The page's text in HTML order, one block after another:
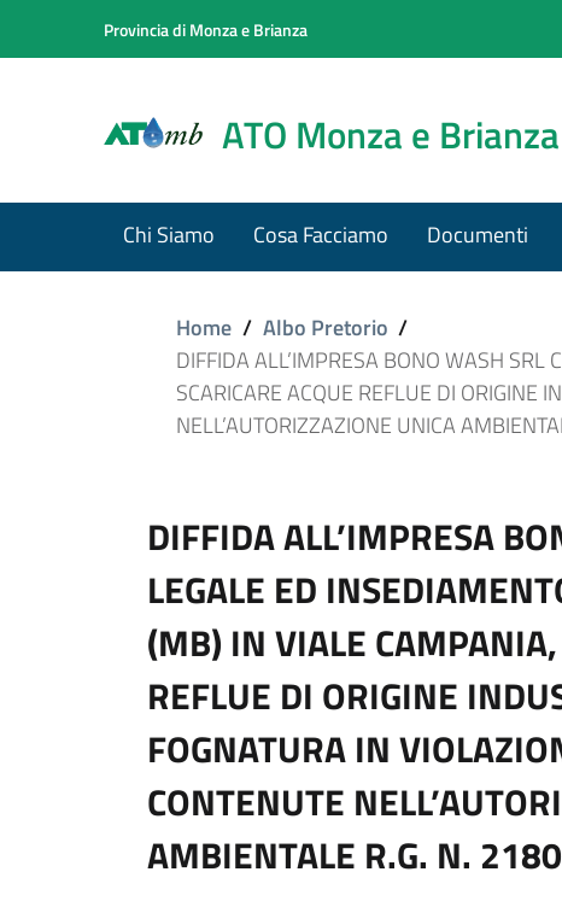
Provincia di Monza e Brianza
ATO Monza e Brianza
Chi Siamo Cosa Facciamo Documenti
Home / Albo Pretorio /
DIFFIDA ALL’IMPRESA BONO WASH
SCARICARE ACQUE REFLUE DI ORIGINE
NELL’AUTORIZZAZIONE UNICA
DIFFIDA ALL’IMPRESA
LEGALE ED
(MB) IN VIALE
REFLUE DI ORIGINE
FOGNATURA IN
CONTENUTE
AMBIENTALE R.G. N.